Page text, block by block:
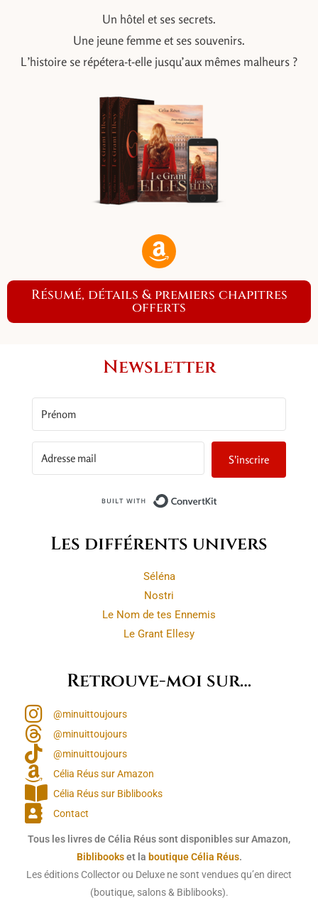
Un hôtel et ses secrets.
Une jeune femme et ses souvenirs.
L’histoire se répétera-t-elle jusqu’aux mêmes malheurs ?
Résumé, détails & premiers chapitres
offerts
Newsletter
S'inscrire
Les différents univers
Séléna
Nostri
Le Nom de tes Ennemis
Le Grant Ellesy
Retrouve-moi sur…
@minuittoujours
@minuittoujours
@minuittoujours
Célia Réus sur Amazon
Célia Réus sur Biblibooks
Contact
Tous les livres de Célia Réus sont disponibles sur Amazon,
Biblibookset la boutique Célia Réus.
Les éditions Collector ou Deluxe ne sont vendues qu’en direct
(boutique, salons & Biblibooks).